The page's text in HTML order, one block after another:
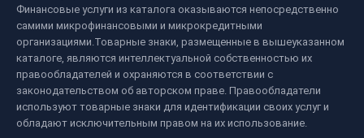
Финансовые услуги из каталога оказываются непосредственно
самими микрофинансовыми и микрокредитными
организациями.Товарные знаки, размещенные в вышеуказанном
каталоге, являются интеллектуальной собственностью их
правообладателей и охраняются в соответствии с
законодательством об авторском праве. Правообладатели
используют товарные знаки для идентификации своих услуг и
обладают исключительным правом на их использование.